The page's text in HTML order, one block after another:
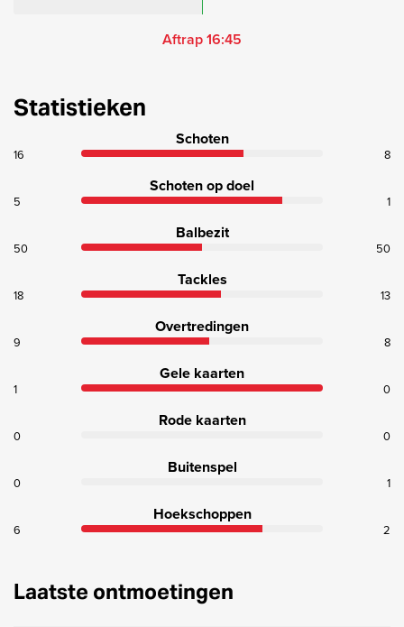
Aftrap 16:45
Statistieken
Schoten
16 8
Schoten op doel
5 1
Balbezit
50 50
Tackles
18 13
Overtredingen
9 8
Gele kaarten
1 0
Rode kaarten
0 0
Buitenspel
0 1
Hoekschoppen
6 2
Laatste ontmoetingen